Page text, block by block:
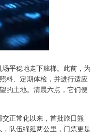
平稳地走下舷梯。此前，为
料、定期体检，并进行适应
的土地。清晨六点，它们便
交正常化以来，首批旅日熊
队伍绵延两公里，门票更是
沪深300